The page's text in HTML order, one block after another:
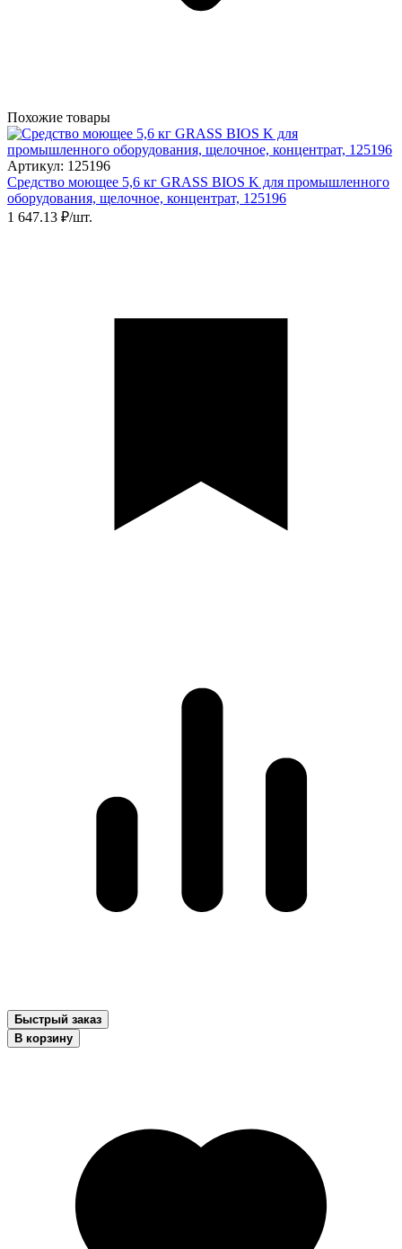
Похожие товары
Артикул: 125196
Средство моющее 5,6 кг GRASS BIOS K для промышленного
оборудования, щелочное, концентрат, 125196
1 647.13 ₽/шт.
Быстрый заказ
В корзину